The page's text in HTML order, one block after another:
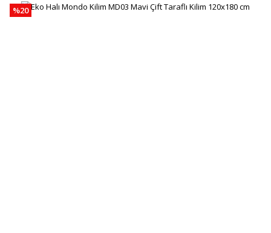
%20